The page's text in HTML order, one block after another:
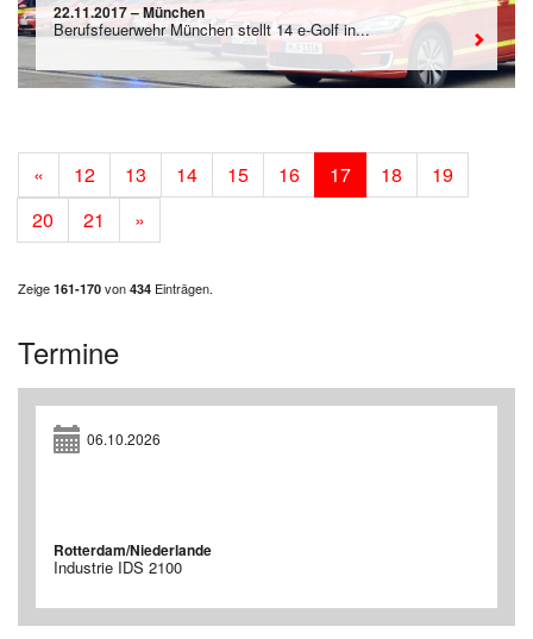
22.11.2017 – München
Berufsfeuerwehr München stellt 14 e-Golf in...
« 12 13 14 15 16 17 18
19
20
21 »
Zeige 161-170 von 434 Einträgen.
Termine
06.10.2026
Rotterdam/Niederlande
Industrie IDS 2100